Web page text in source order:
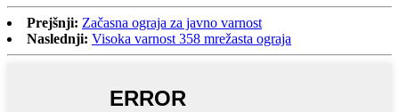
Prejšnji: Začasna ograja za javno varnost
Naslednji: Visoka varnost 358 mrežasta ograja